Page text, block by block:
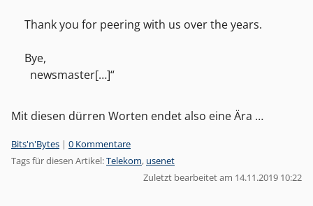
Thank you for peering with us over the years.
Bye,
newsmaster[…]
Mit diesen dürren Worten endet also eine Ära …
Kategorien:
Bits'n'Bytes | 0 Kommentare
Tags für diesen Artikel:Telekom, usenet
Zuletzt bearbeitet am 14.11.2019 10:22